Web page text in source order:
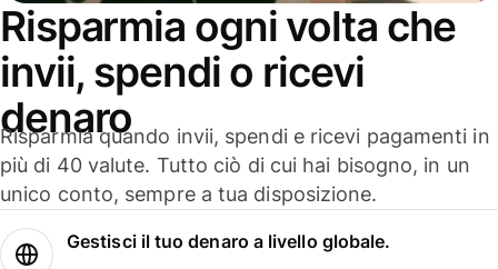
Risparmia ogni volta che
invii, spendi o ricevi
denaro
Risparmia quando invii, spendi e ricevi pagamenti in
più di 40 valute. Tutto ciò di cui hai bisogno, in un
unico conto, sempre a tua disposizione.
Gestisci il tuo denaro a livello globale.